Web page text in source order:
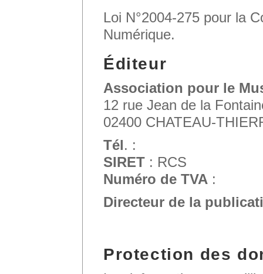
Loi N°2004-275 pour la
Numérique.
Éditeur
Association pour le
12 rue Jean de la
02400 CHATEAU-
Tél. :
SIRET : RCS
Numéro de TVA :
Directeur de la
Protection des